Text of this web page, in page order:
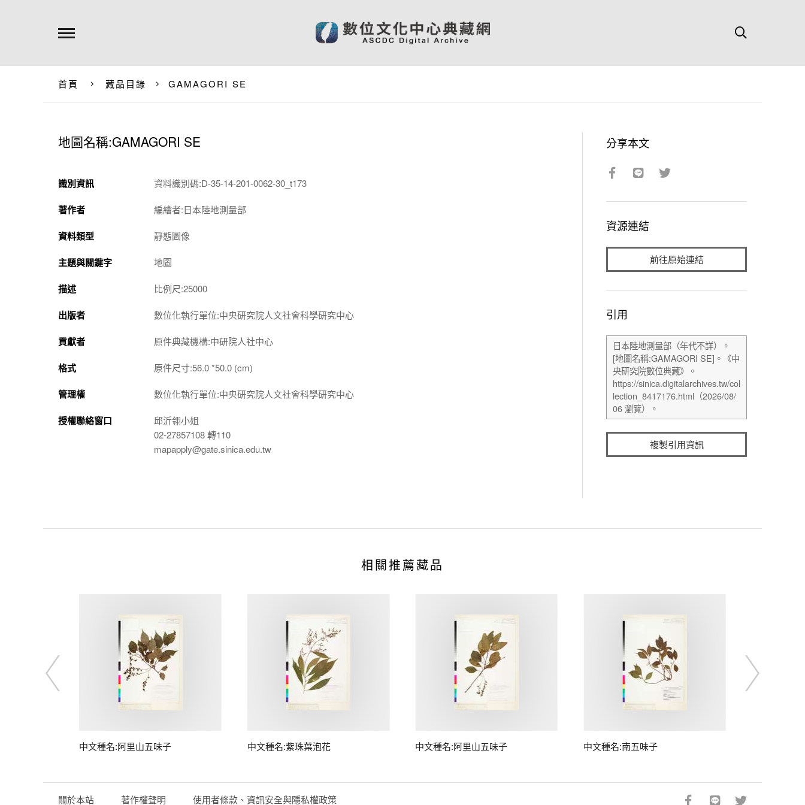
首頁 藏品目錄 GAMAGORI SE
地圖名稱:GAMAGORI SE
識別資訊 資料識別碼:D-35-14-201-0062-30_t173
著作者 編繪者:日本陸地測量部
資料類型 靜態圖像
主題與關鍵字 地圖
描述 比例尺:25000
出版者 數位化執行單位:中央研究院人文社會科學研究中心
貢獻者 原件典藏機構:中研院人社中心
格式 原件尺寸:56.0 *50.0 (cm)
管理權 數位化執行單位:中央研究院人文社會科學研究中心
授權聯絡窗口
邱沂翎小姐
02-27857108 轉110
mapapply@gate.sinica.edu.tw
分享本文
資源連結
前往原始連結
引用
複製引用資訊
相關推薦藏品
中文種名:阿里山五味子 中文種名:紫珠葉泡花 中文種名:阿里山五味子 中文種名:南五味子
關於本站 著作權聲明 使用者條款、資訊安全與隱私權政策